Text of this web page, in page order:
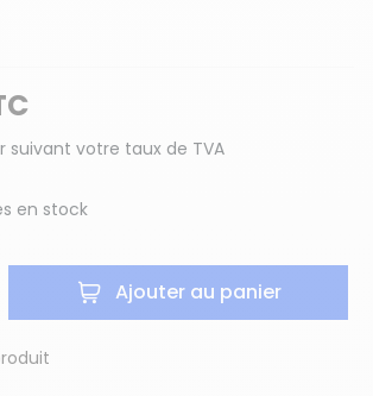
suivant votre taux de TVA
en stock
Ajouter au panier